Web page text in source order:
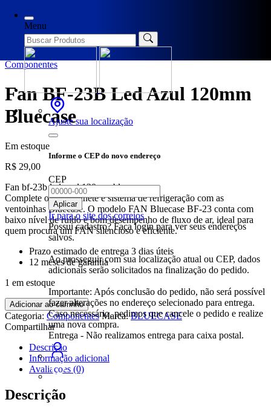
Menu
Ajuste sua localização
Informe o CEP do novo endereço
CEP
Aplicar
Ir para o site dos correios
Possui cadastro? Faça login para ver seus endereços
salvos.
Ao prosseguir com sua localização atual ou CEP, dados
adicionais serão solicitados na finalização do pedido.
Importante: Após conclusão do pedido, não será possível
fazer alterações no endereço selecionado para entrega.
Caso necessário, pedimos que cancele o pedido e realize
uma nova compra.
Entrega - Não realizamos entrega para caixa postal.
Componentes
Fan BF-23B Led Azul 120mm
Bluecase
Em estoque
R$ 29,00
Fan bf-23b led azul 120mm bluecase
Complete o seu gabinete e sistema de refrigeração com as
ventoinhas Bluecase. O modelo FAN Bluecase BF-23 conta com
baixo nível de ruído e bom desempenho de fluxo de ar, ideal para
quem procura um FAN silencioso e eficiente.
Prazo estimado de entrega 3 dias úteis
12 meses de garantia
1 em estoque
Fan
BF-
23B
Azul
120mm
Bluecase
quantidade
Adicionar ao carrinho
Categoria: Componentes Marca:BLUECASE
Compartilhar
Descrição
Informação adicional
Avaliações (0)
Descrição